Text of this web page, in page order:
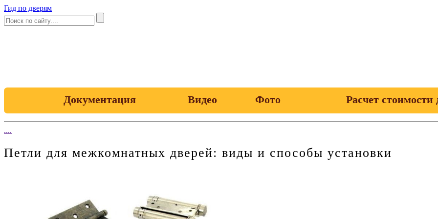
Гид по дверям
Документация Видео Фото Расчет стоимости
....
Петли для межкомнатных дверей: виды и способы установки